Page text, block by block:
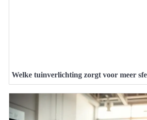
Welke tuinverlichting zorgt voor meer